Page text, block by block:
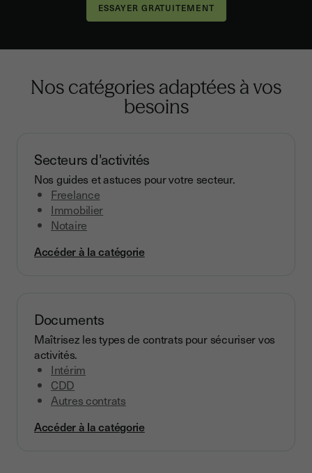
Nos catégories adaptées à vos
besoins
Secteurs d'activités
Nos guides et astuces pour votre secteur.
Freelance
Immobilier
Notaire
Accéder à la catégorie
Documents
Maîtrisez les types de contrats pour sécuriser vos
activités.
Intérim
CDD
Autres contrats
Accéder à la catégorie